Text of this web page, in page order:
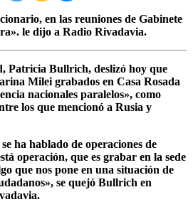
en las reuniones de Gabinete
le dijo a Radio Rivadavia.
Patricia Bullrich, deslizó hoy que
Milei grabados en Casa Rosada
nacionales paralelos», como
los que mencionó a Rusia y
ha hablado de operaciones de
operación, que es grabar en la sede
que nos pone en una situación de
se quejó Bullrich en